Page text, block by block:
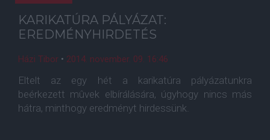
KARIKATÚRA PÁLYÁZAT:
EREDMÉNYHIRDETÉS
Házi Tibor • 2014. november. 09. 16:46
Eltelt az egy hét a karikatúra pályázatunkra
beérkezett mûvek elbírálására, úgyhogy nincs más
hátra, minthogy eredményt hirdessünk.